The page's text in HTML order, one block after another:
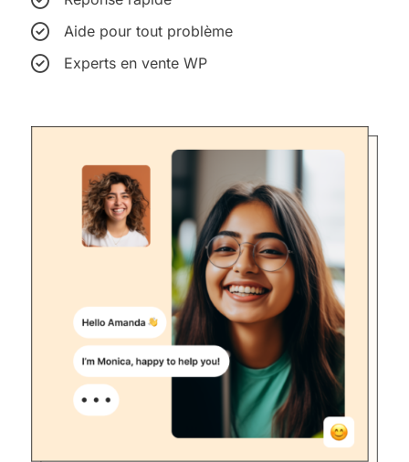
Aide pour tout problème
Experts en vente WP